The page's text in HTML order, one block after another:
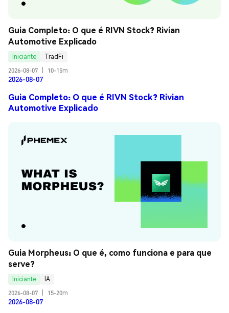
Guia Completo: O que é RIVN Stock? Rivian
Automotive Explicado
Iniciante
TradFi
2026-08-07
10-15m
2026-08-07
Guia Completo: O que é RIVN Stock? Rivian
Automotive Explicado
Guia Morpheus: O que é, como funciona e para que
serve?
Iniciante
IA
2026-08-07
15-20m
2026-08-07